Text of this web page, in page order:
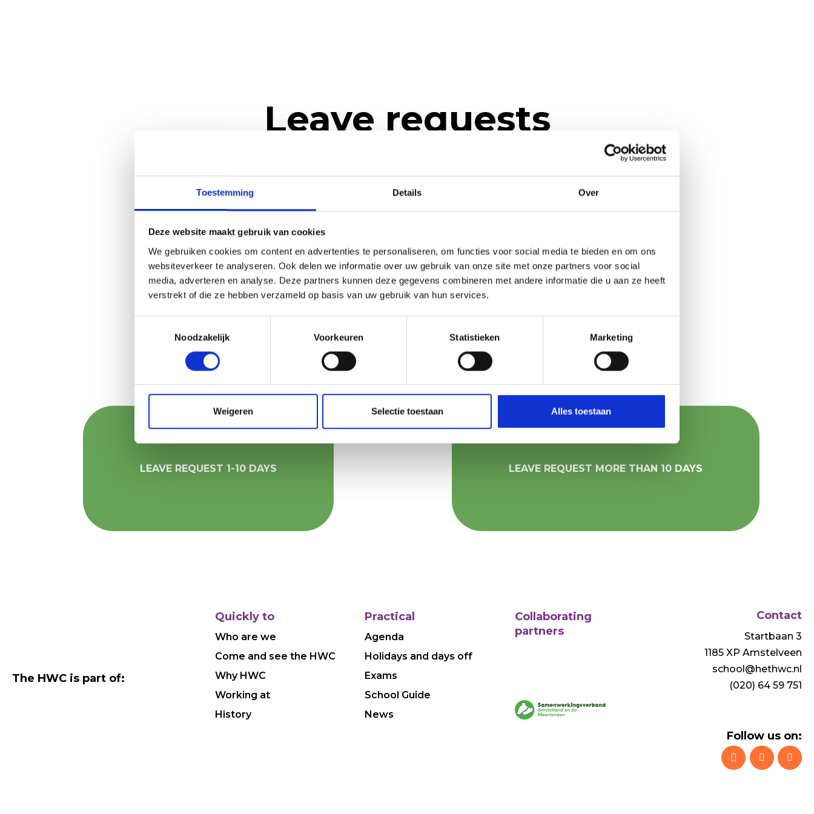
Toestemming Details Over
Deze website maakt gebruik van cookies
We gebruiken cookies om content en advertenties te personaliseren, om functies voor social media te bieden en om ons
websiteverkeer te analyseren. Ook delen we informatie over uw gebruik van onze site met onze partners voor social
media, adverteren en analyse. Deze partners kunnen deze gegevens combineren met andere informatie die u aan ze heeft
verstrekt of die ze hebben verzameld op basis van uw gebruik van hun services.
Noodzakelijk
Voorkeuren Statistieken Marketing
Weigeren Selectie toestaan Alles toestaan
Leave requests
LEAVE REQUEST 1-10 DAYS LEAVE REQUEST MORE THAN 10 DAYS
The HWC is part of:
Quickly to
Who are we
Come and see the HWC
Why HWC
Working at
History
Practical
Agenda
Holidays and days off
Exams
School Guide
News
Collaborating
partners
Contact
Startbaan 3
1185 XP Amstelveen
school@hethwc.nl
(020) 64 59 751
Follow us on: